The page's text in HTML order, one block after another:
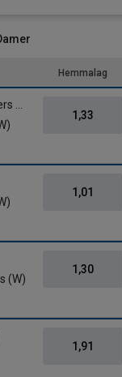
Hemmalag
1,33
1,01
(W)
1,30
1,91